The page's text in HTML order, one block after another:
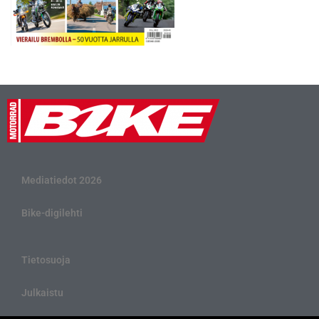
Mediatiedot 2026
Bike-digilehti
Tietosuoja
Julkaistu